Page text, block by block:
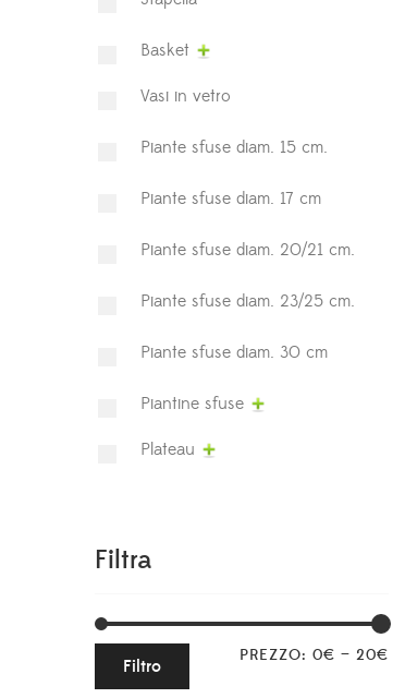
Basket
Vasi in vetro
Piante sfuse diam. 15 cm.
Piante sfuse diam. 17 cm
Piante sfuse diam. 20/21 cm.
Piante sfuse diam. 23/25 cm.
Piante sfuse diam. 30 cm
Piantine sfuse
Plateau
Filtra
Filtro PREZZO: 0€ — 20€